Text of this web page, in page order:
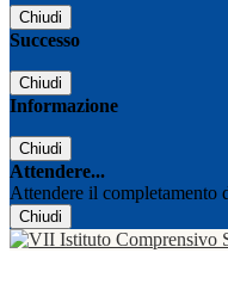
Chiudi
Successo
Chiudi
Informazione
Chiudi
Attendere...
Attendere il completamento
Chiudi